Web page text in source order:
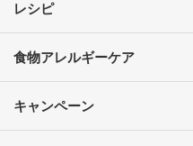
レシピ
食物アレルギーケア
キャンペーン